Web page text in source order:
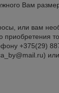
Вам
или вам
приобретения
+375(29)
или